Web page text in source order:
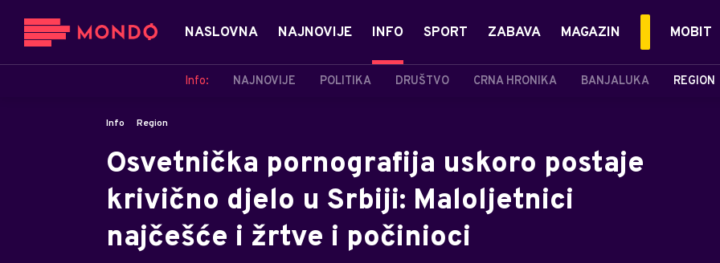
NASLOVNA NAJNOVIJE INFO
Info: NAJNOVIJE POLITIKA DRUŠTVO CRNA HRONIKA BANJALUKA REGION
SPORT ZABAVA MAGAZIN MOBIT
Info Region
Osvetnička pornografija uskoro postaje
krivično djelo u Srbiji: Maloljetnici
najčešće i žrtve i počinioci